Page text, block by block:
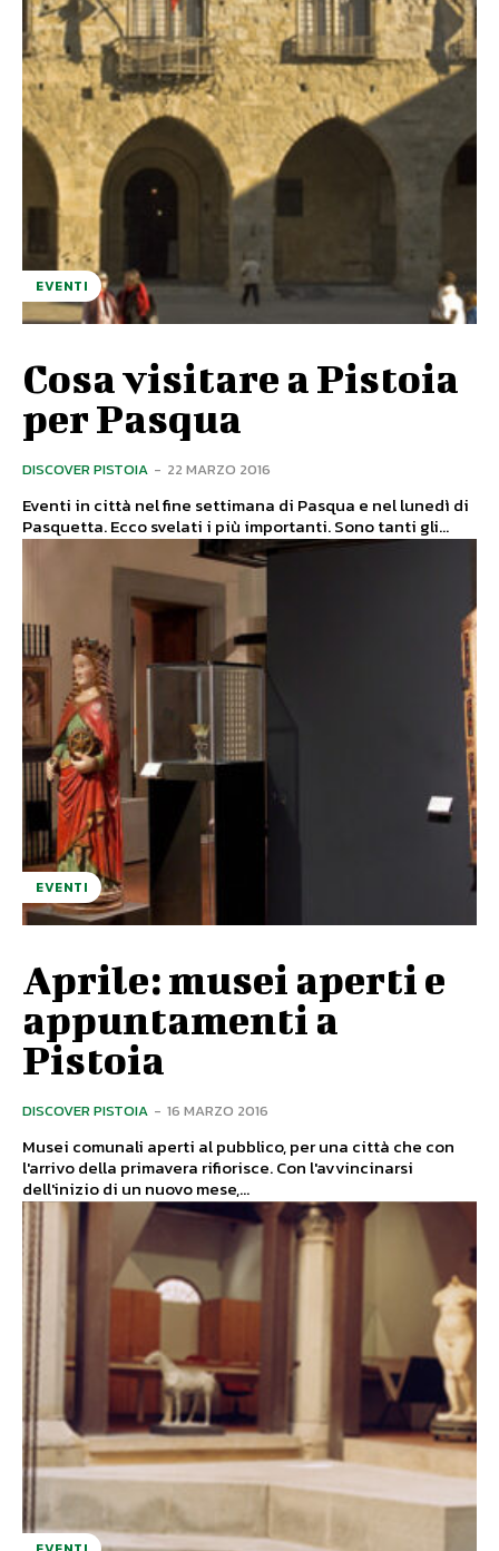
EVENTI
Cosa visitare a Pistoia
per Pasqua
DISCOVER PISTOIA - 22 MARZO 2016
Eventi in città nel fine settimana di Pasqua e nel lunedì di
Pasquetta. Ecco svelati i più importanti. Sono tanti gli...
EVENTI
Aprile: musei aperti e
appuntamenti a
Pistoia
DISCOVER PISTOIA - 16 MARZO 2016
Musei comunali aperti al pubblico, per una città che con
l'arrivo della primavera rifiorisce. Con l'avvincinarsi
dell'inizio di un nuovo mese,...